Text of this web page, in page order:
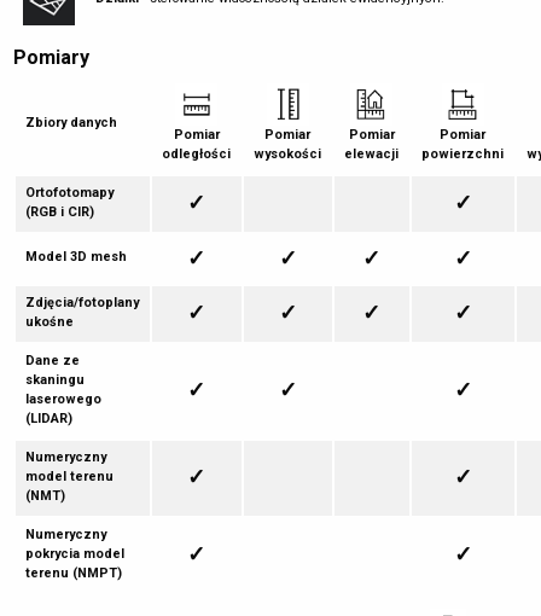
Pomiary
Zbiory danych
Pomiar
odległości
Pomiar
wysokości
Pomiar
elewacji
Pomiar
powierzchni
Ortofotomapy
(RGB i CIR)
✓ ✓
Model 3D mesh ✓ ✓ ✓ ✓
Zdjęcia/fotoplany
ukośne
✓ ✓ ✓ ✓
Dane ze
skaningu
laserowego
(LIDAR)
✓ ✓ ✓
Numeryczny
model terenu
(NMT)
✓ ✓
Numeryczny
pokrycia model
terenu (NMPT)
✓ ✓